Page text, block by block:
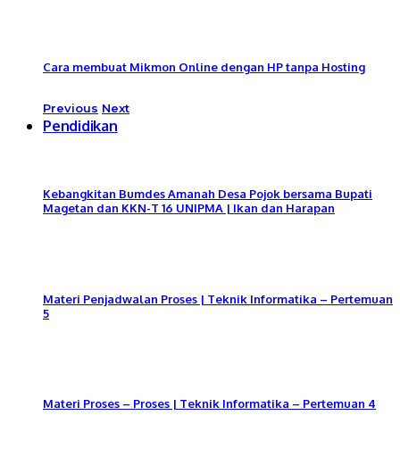
Cara membuat Mikmon Online dengan HP tanpa Hosting
Previous Next
Pendidikan
Kebangkitan Bumdes Amanah Desa Pojok bersama Bupati
Magetan dan KKN-T 16 UNIPMA | Ikan dan Harapan
Materi Penjadwalan Proses | Teknik Informatika – Pertemuan
5
Materi Proses – Proses | Teknik Informatika – Pertemuan 4